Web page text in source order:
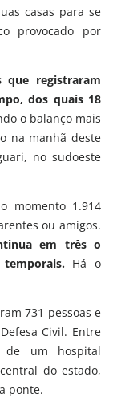
casas para se
provocado por
registraram
dos quais 18
o balanço mais
na manhã deste
no sudoeste
momento 1.914
ou amigos.
em três o
Há o
731 pessoas e
Civil. Entre
de um hospital
do estado,
ponte.